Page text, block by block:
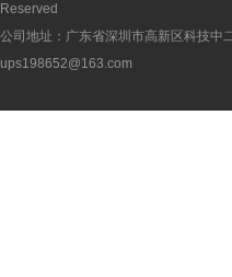
Reserved
公司地址：广东省深圳市高新区科技
ups198652@163.com